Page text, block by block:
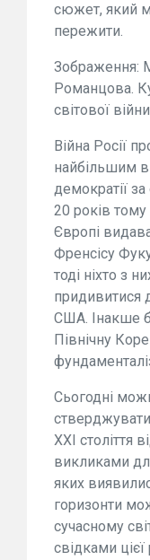
сюжет, який
пережити.
Зображення:
Романцова.
світової
Війна Росії
найбільшим
демократії
20 років
Європі
Френсісу
тоді ніхто з
придивитися
США. Інакше
Північну
Сьогодні
XXI століття
викликами
яких
горизонти
сучасному
свідками